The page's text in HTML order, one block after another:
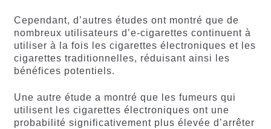
Cependant, d’autres études ont montré que de
nombreux utilisateurs d’e-cigarettes continuent à
utiliser à la fois les cigarettes électroniques et les
cigarettes traditionnelles, réduisant ainsi les
bénéfices potentiels.
Une autre étude a montré que les fumeurs qui
utilisent les cigarettes électroniques ont une
probabilité significativement plus élevée d’arrêter